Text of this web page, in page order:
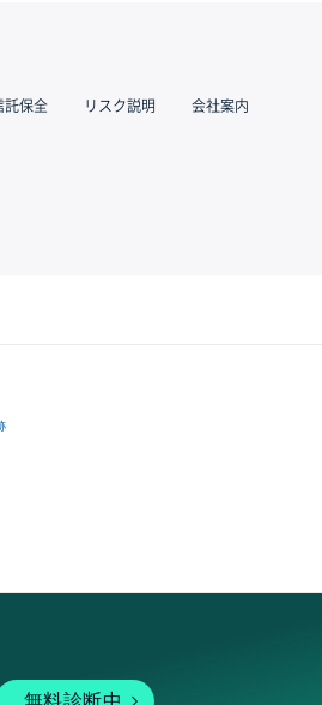
託保全 リスク説明 会社案内
無料診断中